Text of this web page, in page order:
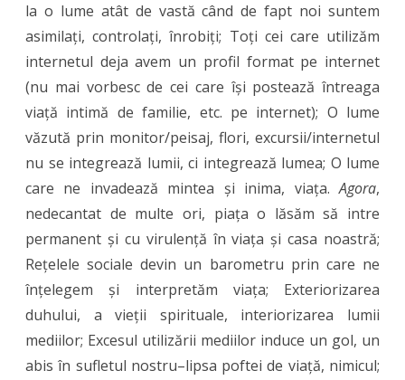
Arad
la o lume atât de vastă când de fapt noi suntem
asimilați, controlați, înrobiți; Toți cei care utilizăm
internetul deja avem un profil format pe internet
(nu mai vorbesc de cei care își postează întreaga
viață intimă de familie, etc. pe internet); O lume
văzută prin monitor/peisaj, flori, excursii/internetul
nu se integrează lumii, ci integrează lumea; O lume
care ne invadează mintea și inima, viața.Agora,
nedecantat de multe ori, piața o lăsăm să intre
permanent și cu virulență în viața și casa noastră;
Rețelele sociale devin un barometru prin care ne
înțelegem și interpretăm viața; Exteriorizarea
duhului, a vieții spirituale, interiorizarea lumii
mediilor; Excesul utilizării mediilor induce un gol, un
abis în sufletul nostru–lipsa poftei de viață, nimicul;